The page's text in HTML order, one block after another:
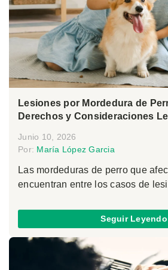
Lesiones por Mordedura de
Derechos y Consideraciones
Junio 10, 2026
Por: María López Garcia
Las mordeduras de perro que
encuentran entre los casos de
Seguir Leyendo